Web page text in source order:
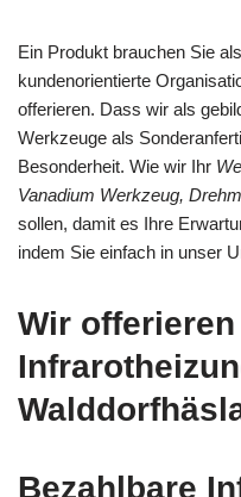
Ein Produkt brauchen Sie
kundenorientierte
offerieren. Dass wir als
Werkzeuge als
Besonderheit. Wie wir Ihr
Vanadium Werkzeug,
sollen, damit es Ihre
indem Sie einfach in unser
Wir
Bezahlbare